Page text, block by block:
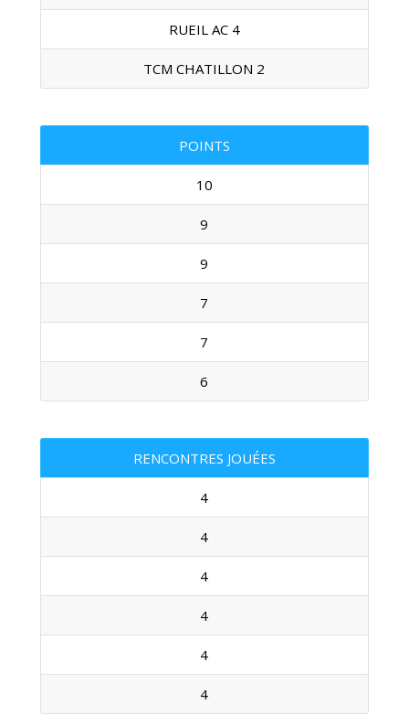
RUEIL AC 4
TCM CHATILLON 2
POINTS
10
9
9
7
7
6
RENCONTRES JOUÉES
4
4
4
4
4
4